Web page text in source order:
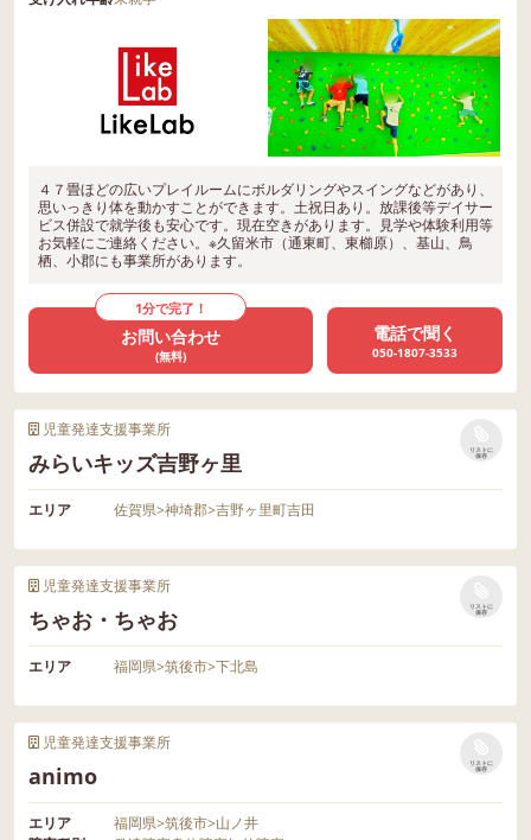
４７畳ほどの広いプレイルームにボルダリングやスイングなどがあり、
思いっきり体を動かすことができます。土祝日あり。放課後等デイサー
ビス併設で就学後も安心です。現在空きがあります。見学や体験利用等
お気軽にご連絡ください。※久留米市（通東町、東櫛原）、基山、鳥
栖、小郡にも事業所があります。
1分で完了！
お問い合わせ
(無料)
電話で聞く
050-1807-3533
児童発達支援事業所
みらいキッズ吉野ヶ里
リストに
保存
エリア 佐賀県>神埼郡>吉野ヶ里町吉田
児童発達支援事業所
ちゃお・ちゃお
リストに
保存
エリア 福岡県>筑後市>下北島
児童発達支援事業所
animo
リストに
保存
エリア 福岡県>筑後市>山ノ井